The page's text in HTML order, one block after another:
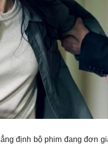
định bộ phim đang đơn